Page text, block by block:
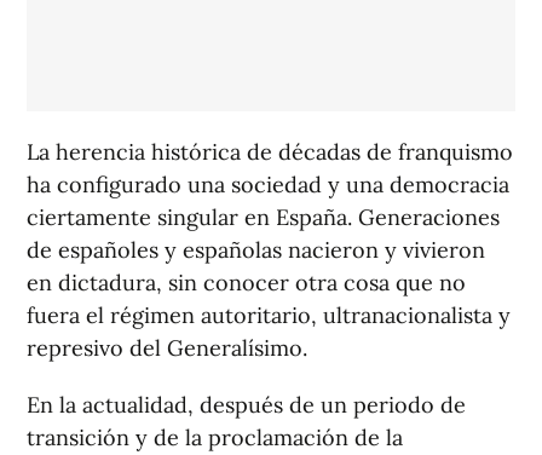
La herencia histórica de décadas de franquismo
ha configurado una sociedad y una democracia
ciertamente singular en España. Generaciones
de españoles y españolas nacieron y vivieron
en dictadura, sin conocer otra cosa que no
fuera el régimen autoritario, ultranacionalista y
represivo del Generalísimo.
En la actualidad, después de un periodo de
transición y de la proclamación de la